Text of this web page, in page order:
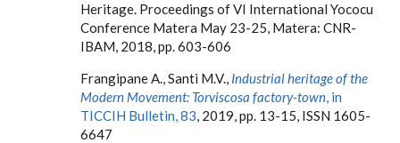
Heritage. Proceedings of VI International Yococu
Conference Matera May 23-25, Matera: CNR-
IBAM, 2018, pp. 603-606
Frangipane A., Santi M.V., Industrial heritage of the
Modern Movement: Torviscosa factory-town, in
TICCIH Bulletin, 83, 2019, pp. 13-15, ISSN 1605-
6647